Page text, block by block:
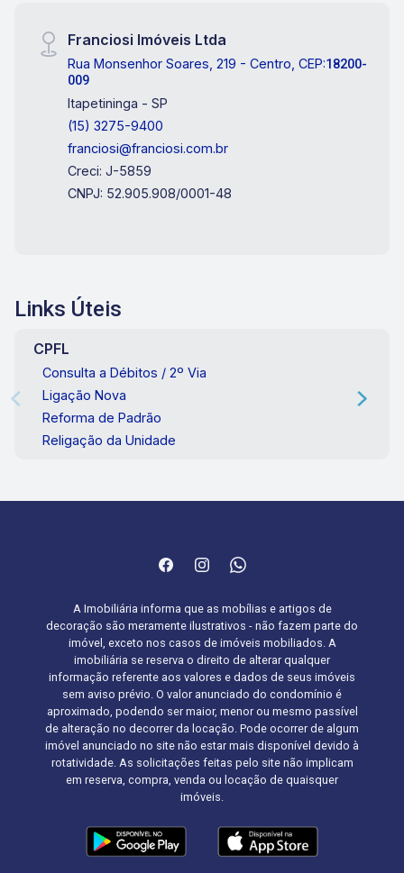
Franciosi Imóveis Ltda
Rua Monsenhor Soares, 219 - Centro, CEP:18200-
009
Itapetininga - SP
(15) 3275-9400
franciosi@franciosi.com.br
Creci: J-5859
CNPJ: 52.905.908/0001-48
Links Úteis
CPFL
Consulta a Débitos / 2º Via
Ligação Nova
Reforma de Padrão
Religação da Unidade
A Imobiliária informa que as mobílias e artigos de
decoração são meramente ilustrativos - não fazem parte do
imóvel, exceto nos casos de imóveis mobiliados. A
imobiliária se reserva o direito de alterar qualquer
informação referente aos valores e dados de seus imóveis
sem aviso prévio. O valor anunciado do condomínio é
aproximado, podendo ser maior, menor ou mesmo passível
de alteração no decorrer da locação. Pode ocorrer de algum
imóvel anunciado no site não estar mais disponível devido à
rotatividade. As solicitações feitas pelo site não implicam
em reserva, compra, venda ou locação de quaisquer
imóveis.